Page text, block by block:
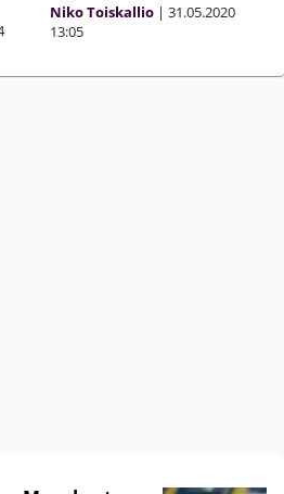
Niko Toiskallio | 31.05.2020
13:05